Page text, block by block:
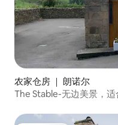
农家仓房 ｜ 朗诺尔
The Stable-无边美景，